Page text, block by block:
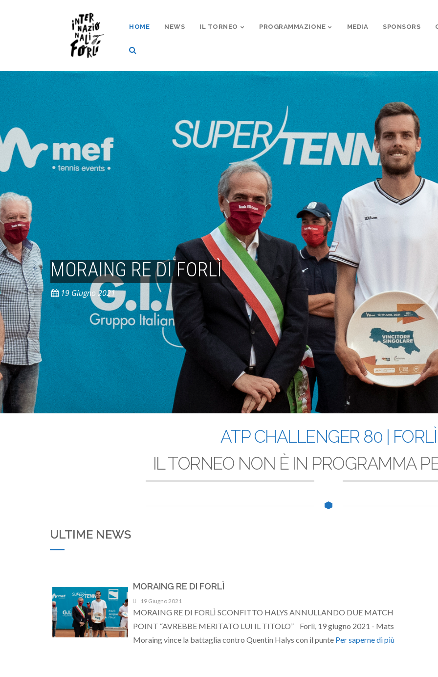
HOME NEWS IL TORNEO PROGRAMMAZIONE MEDIA SPONSORS
MORAING RE DI FORLÌ
19 Giugno 2021
ATP CHALLENGER 80 | FORLÌ
IL TORNEO NON È IN PROGRAMMA
ULTIME NEWS
MORAING RE DI FORLÌ
19 Giugno 2021
MORAING RE DI FORLÌ SCONFITTO HALYS ANNULLANDO DUE MATCH
POINT “AVREBBE MERITATO LUI IL TITOLO” Forlì, 19 giugno 2021 - Mats
Moraing vince la battaglia contro Quentin Halys con il punte Per saperne di più